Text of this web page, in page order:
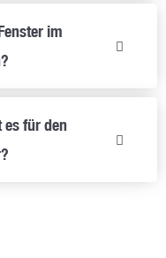
im
es für den